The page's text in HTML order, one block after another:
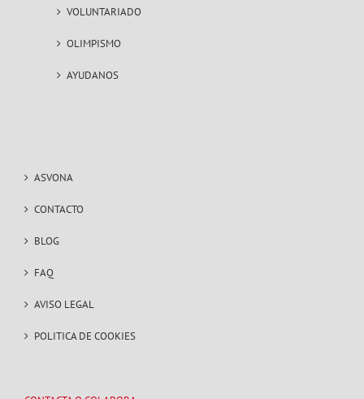
VOLUNTARIADO
OLIMPISMO
AYUDANOS
ASVONA
CONTACTO
BLOG
FAQ
AVISO LEGAL
POLITICA DE COOKIES